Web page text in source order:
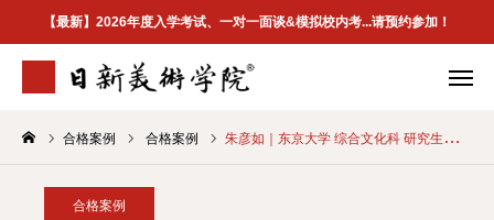
【最新】2026年度入学考试、一对一面谈&模拟校内考...请预约参加！
合格案例 合格案例 朱彦如｜东京大学 综合文化科 研究生、立命馆大学 先端综合 修士
合格案例
学院介绍 专业案内
合格案例